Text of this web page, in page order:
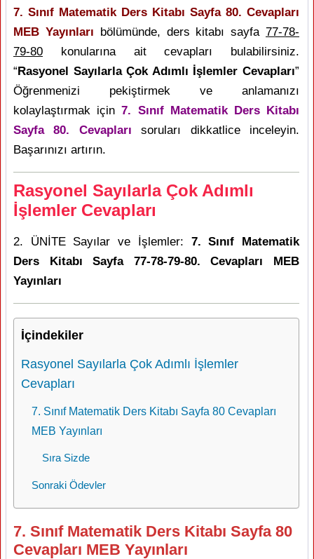
7. Sınıf Matematik Ders Kitabı Sayfa 80. Cevapları
MEB Yayınları bölümünde, ders kitabı sayfa77-78-
79-80 konularına ait cevapları bulabilirsiniz.
“Rasyonel Sayılarla Çok Adımlı İşlemler Cevapları”
Öğrenmenizi pekiştirmek ve anlamanızı
kolaylaştırmak için7. Sınıf Matematik Ders Kitabı
Sayfa 80. Cevapları soruları dikkatlice inceleyin.
Başarınızı artırın.
Rasyonel Sayılarla Çok Adımlı
İşlemler Cevapları
2. ÜNİTE Sayılar ve İşlemler: 7. Sınıf Matematik
Ders Kitabı Sayfa 77-78-79-80. Cevapları MEB
Yayınları
İçindekiler
Rasyonel Sayılarla Çok Adımlı İşlemler
Cevapları
7. Sınıf Matematik Ders Kitabı Sayfa 80 Cevapları
MEB Yayınları
Sıra Sizde
Sonraki Ödevler
7. Sınıf Matematik Ders Kitabı Sayfa 80
Cevapları MEB Yayınları